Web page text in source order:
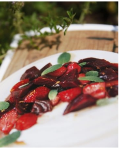
気】鶏ささみの簡単レシピ5
しょうゆ焼き、大葉チーズフ
…筋取り、茹で方、柔らか
るコツも解説！
単】ゴロゴロひき肉が美
沖縄「タコライス」本格レ
。辛さ調節できて子どもに
気
田シェフ】人気カレーうど
単レシピ2品（京都風、キー
）。具と出汁に技あり！
ックサウス直伝「本格バタ
クアップ
ロが解説】らっきょうの漬
。「甘酢漬け」と「塩漬
2つのレシピ
ェフ直伝】ジェノベーゼソ
のレシピ。意外なコツはオ
ブ油を使わないこと!?
胡椒（ゆずこしょう）の自
レシピ。市販品では味わえ
フレッシュさ！
本】とうもろこしのゆで
甘さを120%引き出すには、